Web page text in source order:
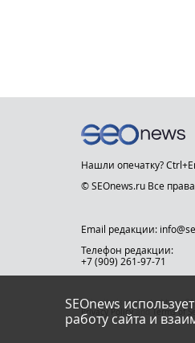
SEOnews
работу сайта и
Нашли опечатку?
© SEOnews.ru Все
Email редакции:
Телефон редакции:
+7 (909) 261-97-71
This site is protected by
Privacy Policyand Terms of